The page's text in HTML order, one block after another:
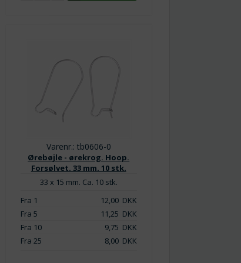
Varenr.: tb0606-0
Ørebøjle - ørekrog. Hoop.
Forsølvet. 33 mm. 10 stk.
33 x 15 mm. Ca. 10 stk.
Fra 1
12,00DKK
Fra 5
11,25 DKK
Fra 10
9,75 DKK
Fra 25
8,00DKK